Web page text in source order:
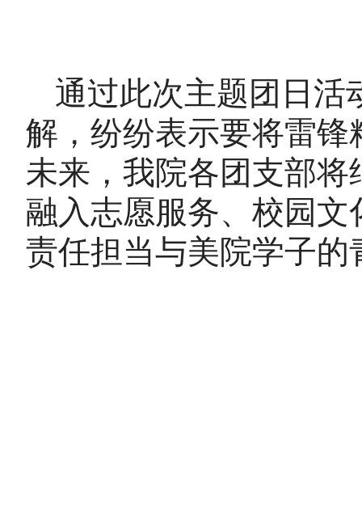
通过此次主题团日活
解，纷纷表示要将雷
未来，我院各团支部
融入志愿服务、校园
责任担当与美院学子的